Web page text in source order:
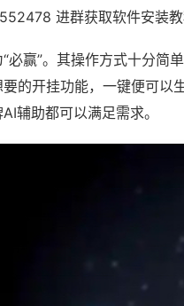
进群获取软件安装
必赢”。其操作方式十分简
的开挂功能，一键便可以
辅助都可以满足需求。